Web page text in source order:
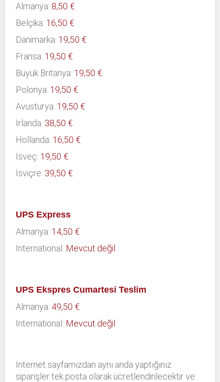
Almanya: 8,50 €
Belçika: 16,50 €
Danimarka: 19,50 €
Fransa: 19,50 €
Büyük Britanya: 19,50 €
Polonya: 19,50 €
Avusturya: 19,50 €
İrlanda: 38,50 €
Hollanda: 16,50 €
İsveç: 19,50 €
İsviçre: 39,50 €
UPS Express
Almanya: 14,50 €
International: Mevcut değil
UPS Ekspres Cumartesi Teslim
Almanya: 49,50 €
International: Mevcut değil
İnternet sayfamızdan aynı anda yaptığınız
siparişler tek posta olarak ücretlendirilecektir ve